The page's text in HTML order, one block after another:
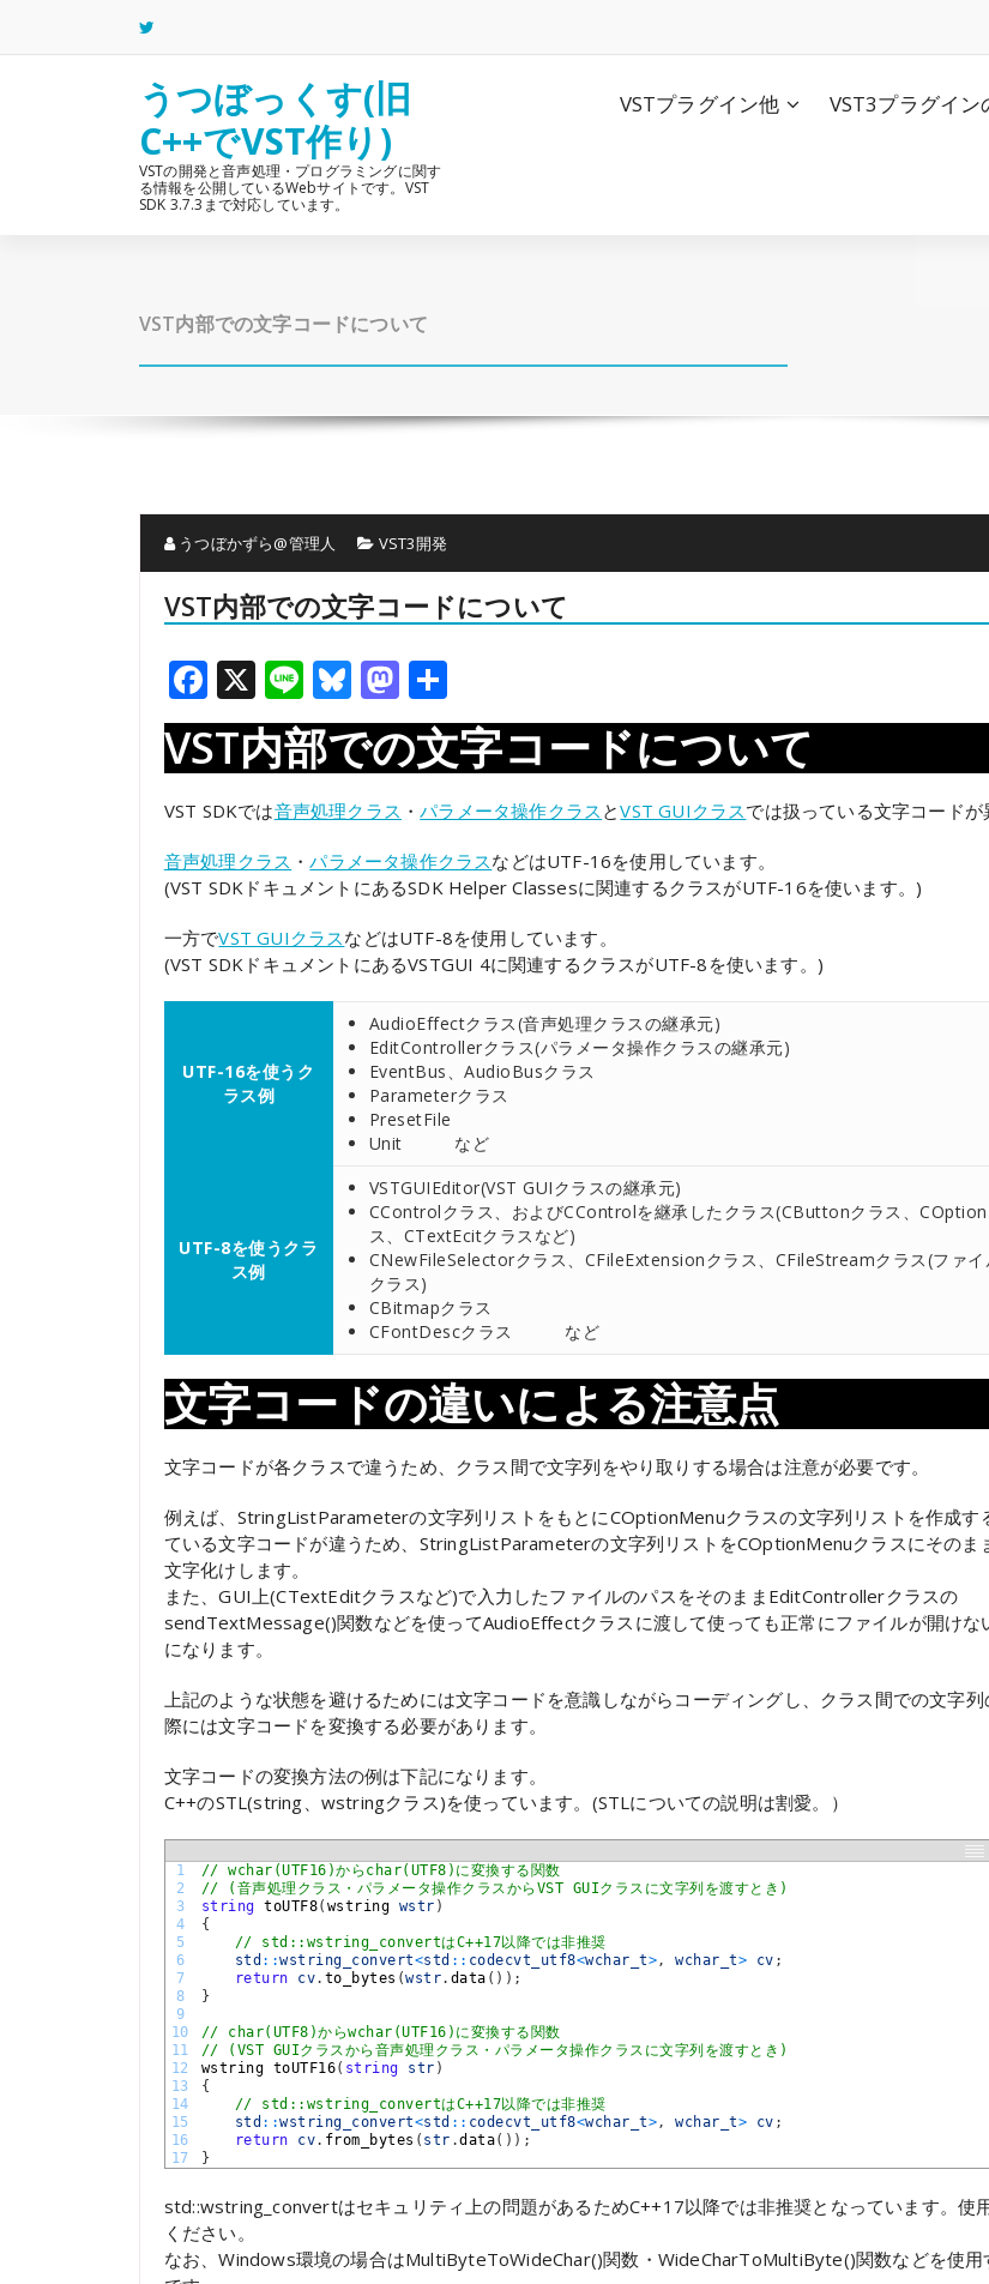
テ
うつぼっくす(旧
C++でVST作り)
VSTの開発と音声処理・プログラミングに関す
る情報を公開しているWebサイトです。VST
SDK 3.7.3まで対応しています。
VSTプラグイン他 VST3プラグイン
VST内部での文字コードについて
うつぼかずら@管理人 VST3開発
VST内部での文字コードについて
Facebook
X LineBluesky
Mastodon
共
有
VST内部での文字コードについて
VST SDKでは音声処理クラス ・パラメータ操作クラス とVST GUIクラスでは扱っている文字コードが
音声処理クラス ・パラメータ操作クラスなどはUTF-16を使用しています。
(VST SDKドキュメントにあるSDK Helper Classesに関連するクラスがUTF-16を使います。)
一方でVST GUIクラスなどはUTF-8を使用しています。
(VST SDKドキュメントにあるVSTGUI 4に関連するクラスがUTF-8を使います。)
UTF-16を使うク
ラス例
AudioEffectクラス(音声処理クラスの継承元)
EditControllerクラス(パラメータ操作クラスの継承元)
EventBus、AudioBusクラス
Parameterクラス
PresetFile
Unit など
UTF-8を使うクラ
ス例
VSTGUIEditor(VST GUIクラスの継承元)
CControlクラス、およびCControlを継承したクラス(CButtonクラス、
ス、CTextEcitクラスなど)
CNewFileSelectorクラス、CFileExtensionクラス、CFileStreamクラス(ファイ
クラス)
CBitmapクラス
CFontDescクラス など
文字コードの違いによる注意点
文字コードが各クラスで違うため、クラス間で文字列をやり取りする場合は注意が必要です。
例えば、StringListParameterの文字列リストをもとにCOptionMenuクラスの文字列リストを作成す
ている文字コードが違うため、StringListParameterの文字列リストをCOptionMenuクラスにそのま
文字化けします。
また、GUI上(CTextEditクラスなど)で入力したファイルのパスをそのままEditControllerクラスの
sendTextMessage()関数などを使ってAudioEffectクラスに渡して使っても正常にファイルが開けな
になります。
上記のような状態を避けるためには文字コードを意識しながらコーディングし、クラス間での文字
際には文字コードを変換する必要があります。
文字コードの変換方法の例は下記になります。
C++のSTL(string、wstringクラス)を使っています。(STLについての説明は割愛。）
1
2
3
4
5
6
7
8
9
10
11
12
13
14
15
16
17
// wchar(UTF16)からchar(UTF8)に変換する関数
// (音声処理クラス・パラメータ操作クラスからVST GUIクラスに文字列を渡すとき)
string toUTF8( wstring wstr )
{
// std::wstring_convertはC++17以降では非推奨
std ::wstring_convert<std :: codecvt_utf8<wchar_t>, wchar_t> cv ;
return
cv. to_bytes (wstr. data ( ) ) ;
}
// char(UTF8)からwchar(UTF16)に変換する関数
// (VST GUIクラスから音声処理クラス・パラメータ操作クラスに文字列を渡すとき)
wstring toUTF16( string str )
{
// std::wstring_convertはC++17以降では非推奨
std ::wstring_convert<std :: codecvt_utf8<wchar_t>, wchar_t> cv ;
return
cv. from_bytes ( str .data( ) ) ;
}
std::wstring_convertはセキュリティ上の問題があるためC++17以降では非推奨となっています。使
ください。
なお、Windows環境の場合はMultiByteToWideChar()関数・WideCharToMultiByte()関数などを使用